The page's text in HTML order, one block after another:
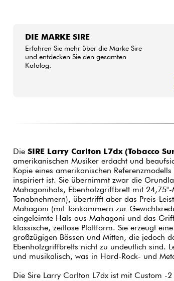
DIE MARKE SIRE
Erfahren Sie mehr über die Marke Sire
und entdecken Sie den gesamten
Katalog.
Die SIRE Larry Carlton L7dx (Tobacco
amerikanischen Musiker erdacht und
Kopie eines amerikanischen
inspiriert ist. Sie übernimmt zwar die Grundlagen (Mahagonikorpus, eingeleimter
Mahagonihals, Ebenholzgriffbrett mit
Tonabnehmern), übertrifft aber das Preis-
Mahagoni (mit Tonkammern zur
eingeleimte Hals aus Mahagoni und das
klassische, zeitlose Plattform. Sie erzeugt
großzügigen Bässen und Mitten, die jedoch
Ebenholzgriffbretts nicht zu undeutlich sind.
und musikalisch, was in Hard-Rock- und
Die Sire Larry Carlton L7dx ist mit Custom -